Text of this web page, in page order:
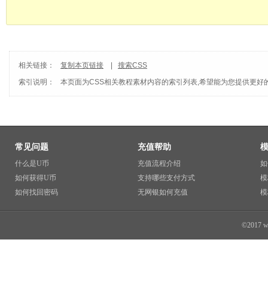
相关链接： 复制本页链接
搜索CSS
索引说明：
本页面为CSS相关教程素材内容的索引列表,希望能为您提供更好
常见问题
什么是U币
如何获得U币
如何找回密码
充值帮助
充值流程介绍
支持哪些支付方式
无网银如何充值
©2017